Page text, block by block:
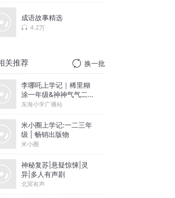
成语故事精选
4.2万
关推荐 换一批
李哪吒上学记｜稀里糊
涂一年级&神神气气二年
级
东海小学广播站
米小圈上学记:一二三年
级 | 畅销出版物
米小圈
神秘复苏|悬疑惊悚|灵
异|多人有声剧
北冥有声